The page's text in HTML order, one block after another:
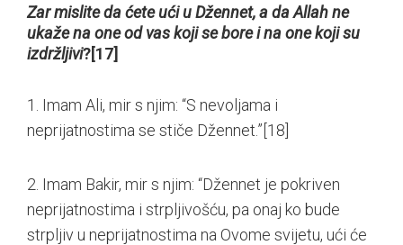
Zar mislite da ćete ući u Džennet, a da Allah ne
ukaže na one od vas koji se bore i na one koji su
izdržljivi?[17]
1. Imam Ali, mir s njim: “S nevoljama i
neprijatnostima se stiče Džennet.”[18]
2. Imam Bakir, mir s njim: “Džennet je pokriven
neprijatnostima i strpljivošću, pa onaj ko bude
strpljiv u neprijatnostima na Ovome svijetu, ući će